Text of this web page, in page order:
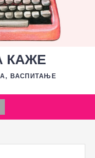
КАЖЕ
ВАСПИТАЊЕ